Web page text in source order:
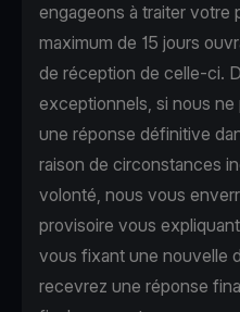
engageons à traiter votre
maximum de 15 jours
de réception de celle-ci.
exceptionnels, si nous
une réponse définitive
raison de circonstances
volonté, nous vous
provisoire vous
vous fixant une nouvelle
recevrez une réponse